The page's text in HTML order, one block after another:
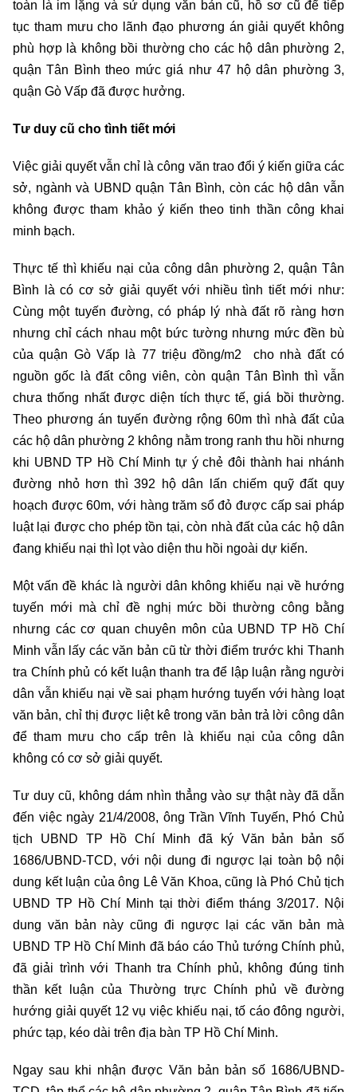
toàn là im lặng và sử dụng văn bản cũ, hồ sơ cũ để tiếp
tục tham mưu cho lãnh đạo phương án giải quyết không
phù hợp là không bồi thường cho các hộ dân phường 2,
quận Tân Bình theo mức giá như 47 hộ dân phường 3,
quận Gò Vấp đã được hưởng.
Tư duy cũ cho tình tiết mới
Việc giải quyết vẫn chỉ là công văn trao đổi ý kiến giữa các
sở, ngành và UBND quận Tân Bình, còn các hộ dân vẫn
không được tham khảo ý kiến theo tinh thần công khai
minh bạch.
Thực tế thì khiếu nại của công dân phường 2, quận Tân
Bình là có cơ sở giải quyết với nhiều tình tiết mới như:
Cùng một tuyến đường, có pháp lý nhà đất rõ ràng hơn
nhưng chỉ cách nhau một bức tường nhưng mức đền bù
của quận Gò Vấp là 77 triệu đồng/m2 cho nhà đất có
nguồn gốc là đất công viên, còn quận Tân Bình thì vẫn
chưa thống nhất được diện tích thực tế, giá bồi thường.
Theo phương án tuyến đường rộng 60m thì nhà đất của
các hộ dân phường 2 không nằm trong ranh thu hồi nhưng
khi UBND TP Hồ Chí Minh tự ý chẻ đôi thành hai nhánh
đường nhỏ hơn thì 392 hộ dân lấn chiếm quỹ đất quy
hoạch được 60m, với hàng trăm sổ đỏ được cấp sai pháp
luật lại được cho phép tồn tại, còn nhà đất của các hộ dân
đang khiếu nại thì lọt vào diện thu hồi ngoài dự kiến.
Một vấn đề khác là người dân không khiếu nại về hướng
tuyến mới mà chỉ đề nghị mức bồi thường công bằng
nhưng các cơ quan chuyên môn của UBND TP Hồ Chí
Minh vẫn lấy các văn bản cũ từ thời điểm trước khi Thanh
tra Chính phủ có kết luận thanh tra để lập luận rằng người
dân vẫn khiếu nại về sai phạm hướng tuyến với hàng loạt
văn bản, chỉ thị được liệt kê trong văn bản trả lời công dân
để tham mưu cho cấp trên là khiếu nại của công dân
không có cơ sở giải quyết.
Tư duy cũ, không dám nhìn thẳng vào sự thật này đã dẫn
đến việc ngày 21/4/2008, ông Trần Vĩnh Tuyến, Phó Chủ
tịch UBND TP Hồ Chí Minh đã ký Văn bản bản số
1686/UBND-TCD, với nội dung đi ngược lại toàn bộ nội
dung kết luận của ông Lê Văn Khoa, cũng là Phó Chủ tịch
UBND TP Hồ Chí Minh tại thời điểm tháng 3/2017. Nội
dung văn bản này cũng đi ngược lại các văn bản mà
UBND TP Hồ Chí Minh đã báo cáo Thủ tướng Chính phủ,
đã giải trình với Thanh tra Chính phủ, không đúng tinh
thần kết luận của Thường trực Chính phủ về đường
hướng giải quyết 12 vụ việc khiếu nại, tố cáo đông người,
phức tạp, kéo dài trên địa bàn TP Hồ Chí Minh.
Ngay sau khi nhận được Văn bản bản số 1686/UBND-